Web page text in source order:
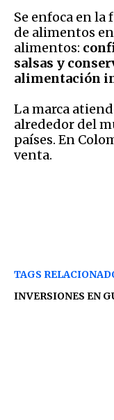
Se enfoca en
de alimentos
alimentos:
salsas y
alimentación
La marca
alrededor del
países. En
venta.
TAGS
INVERSIONES EN